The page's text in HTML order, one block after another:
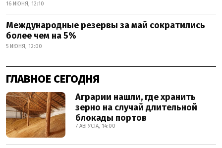
16 ИЮНЯ, 12:10
Международные резервы за май сократились
более чем на 5%
5 ИЮНЯ, 12:00
ГЛАВНОЕ СЕГОДНЯ
Аграрии нашли, где хранить
зерно на случай длительной
блокады портов
7 АВГУСТА, 14:00